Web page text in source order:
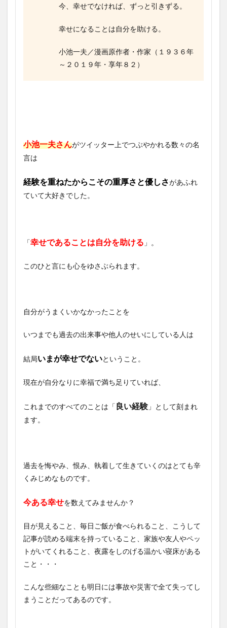
今、幸せでなければ、ずっと引きずる。
幸せになることは自分を助ける。
小池一夫／漫画原作者・作家（１９３６年
～２０１９年・享年８２）
小池一夫さんがツイッター上でつぶやかれる数々の名
言は
経験を重ねたからこその重厚さと優しさがあふれ
ていて大好きでした。
「幸せであることは自分を助ける 」。
このひと言にも心をゆさぶられます。
自分がうまくいかなかったことを
いつまでも過去の出来事や他人のせいにしている人は
結局いまが幸せでないということ。
現在が自分なりに幸福で満ち足りていれば、
これまでのすべてのことは「良い経験 」として刻まれ
ます。
過去を悔やみ、恨み、執着して生きていくのはとても辛
くみじめなものです。
今ある幸せを数えてみませんか？
目が見えること、毎日ご飯が食べられること、こうして
記事が読める端末を持っていること、家族や友人やペッ
トがいてくれること、夜露をしのげる温かい寝床がある
こと・・・
こんな些細なことも明日には事故や災害で全て失ってし
まうことだってあるのです。